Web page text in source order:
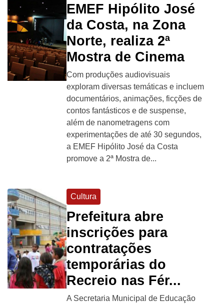
EMEF Hipólito José
da Costa, na Zona
Norte, realiza 2ª
Mostra de Cinema
Com produções audiovisuais
exploram diversas temáticas e incluem
documentários, animações, ficções de
contos fantásticos e de suspense,
além de nanometragens com
experimentações de até 30 segundos,
a EMEF Hipólito José da Costa
promove a 2ª Mostra de...
Cultura
Prefeitura abre
inscrições para
contratações
temporárias do
Recreio nas Fér...
A Secretaria Municipal de Educação